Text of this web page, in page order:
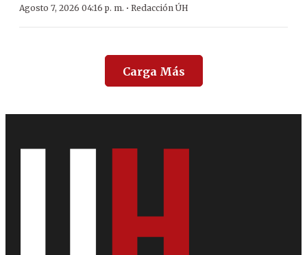
Agosto 7, 2026 04:16 p. m. · Redacción ÚH
Carga Más